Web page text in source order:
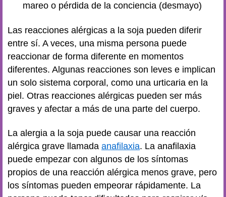
mareo o pérdida de la conciencia (desmayo)
Las reacciones alérgicas a la soja pueden diferir
entre sí. A veces, una misma persona puede
reaccionar de forma diferente en momentos
diferentes. Algunas reacciones son leves e implican
un solo sistema corporal, como una urticaria en la
piel. Otras reacciones alérgicas pueden ser más
graves y afectar a más de una parte del cuerpo.
La alergia a la soja puede causar una reacción
alérgica grave llamada anafilaxia. La anafilaxia
puede empezar con algunos de los síntomas
propios de una reacción alérgica menos grave, pero
los síntomas pueden empeorar rápidamente. La